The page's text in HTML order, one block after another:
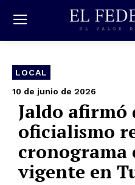
LOCAL
10 de junio de 2026
Jaldo afirmó
oficialismo
cronograma
vigente en